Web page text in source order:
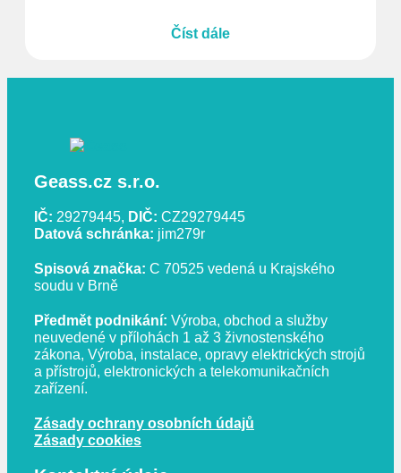
Číst dále
Geass.cz s.r.o.
IČ: 29279445, DIČ: CZ29279445
Datová schránka: jim279r
Spisová značka: C 70525 vedená u Krajského
soudu v Brně
Předmět podnikání: Výroba, obchod a služby
neuvedené v přílohách 1 až 3 živnostenského
zákona, Výroba, instalace, opravy elektrických strojů
a přístrojů, elektronických a telekomunikačních
zařízení.
Zásady ochrany osobních údajů
Zásady cookies